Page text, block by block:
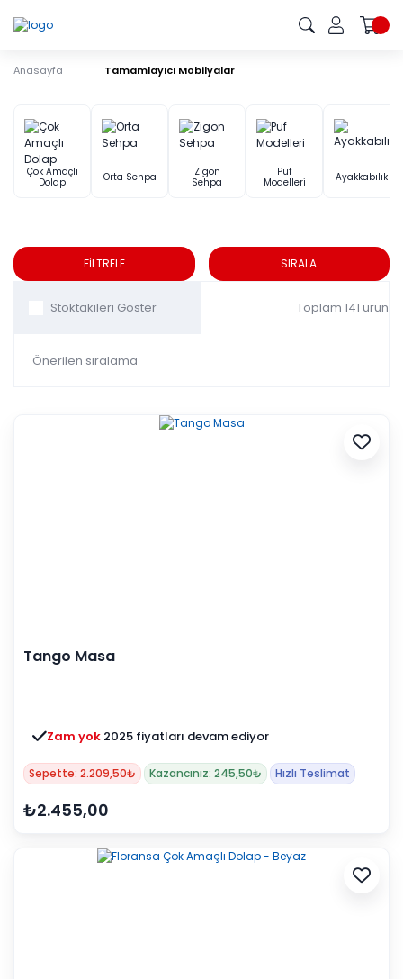
Anasayfa Tamamlayıcı Mobilyalar
Çok Amaçlı
Dolap
Orta Sehpa
Zigon
Sehpa
Puf
Modelleri
Ayakkabılık
FİLTRELE SIRALA
Toplam 141 ürün
Tango Masa
Zam yok 2025 fiyatları devam ediyor
Sepette: 2.209,50₺ Kazancınız: 245,50₺ Hızlı Teslimat
₺2.455,00